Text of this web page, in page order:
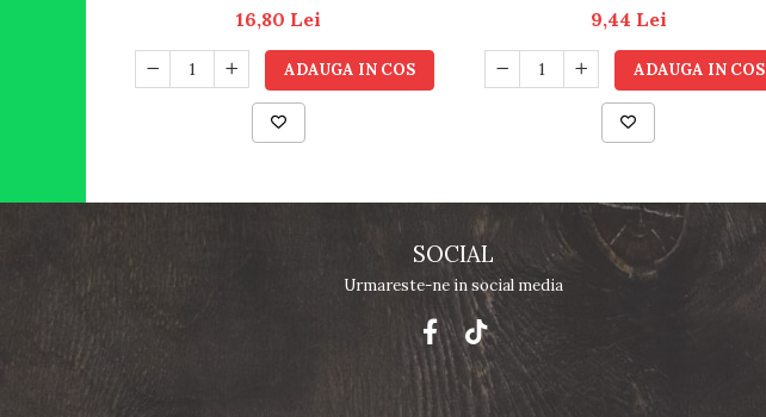
16,80 Lei
ADAUGA IN COS
9,44 Lei
ADAUGA IN COS
SOCIAL
Urmareste-ne in social media